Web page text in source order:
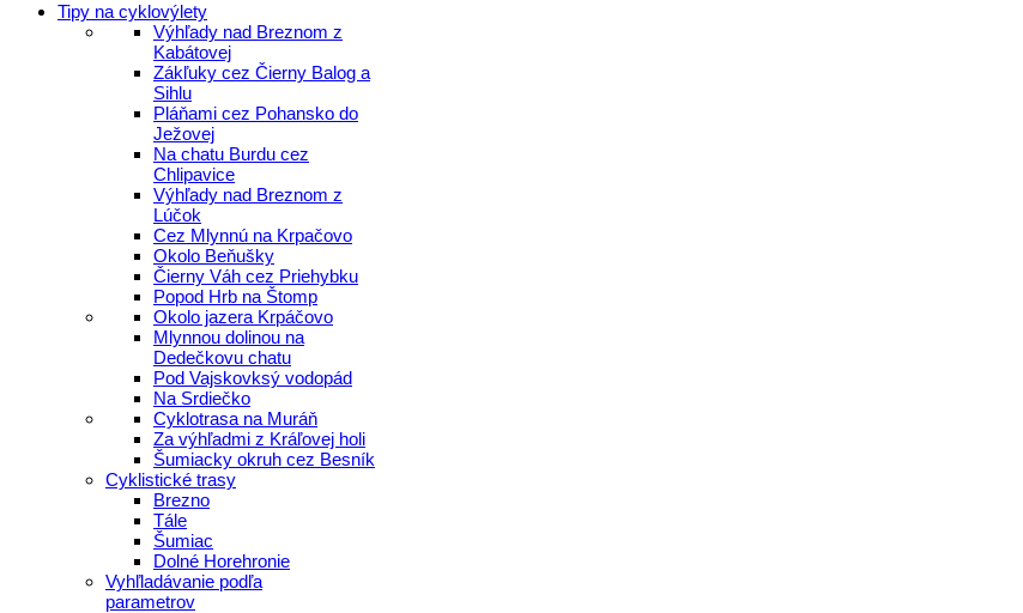
Tipy na cyklovýlety
Výhľady nad Breznom z
Kabátovej
Zákľuky cez Čierny Balog a
Sihlu
Pláňami cez Pohansko do
Ježovej
Na chatu Burdu cez
Chlipavice
Výhľady nad Breznom z
Lúčok
Cez Mlynnú na Krpačovo
Okolo Beňušky
Čierny Váh cez Priehybku
Popod Hrb na Štomp
Okolo jazera Krpáčovo
Mlynnou dolinou na
Dedečkovu chatu
Pod Vajskovksý vodopád
Na Srdiečko
Cyklotrasa na Muráň
Za výhľadmi z Kráľovej holi
Šumiacky okruh cez Besník
Cyklistické trasy
Brezno
Tále
Šumiac
Dolné Horehronie
Vyhľladávanie podľa
parametrov